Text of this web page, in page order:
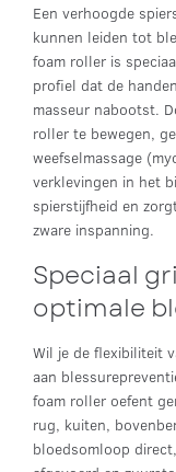
Een verhoogde
kunnen leiden tot
foam roller is
profiel dat de
masseur nabootst.
roller te bewegen,
weefselmassage
verklevingen in het
spierstijfheid en
zware inspanning.
Speciaal
optimale
Wil je de flexibiliteit
aan
foam roller oefent
rug, kuiten,
bloedsomloop